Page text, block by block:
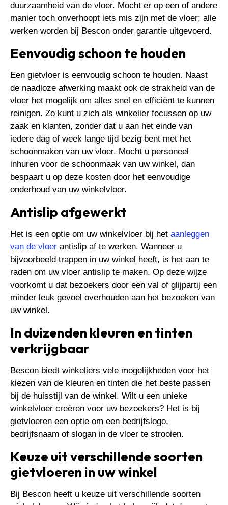
duurzaamheid van de vloer. Mocht er op een of andere
manier toch onverhoopt iets mis zijn met de vloer; alle
werken worden bij Bescon onder garantie uitgevoerd.
Eenvoudig schoon te houden
Een gietvloer is eenvoudig schoon te houden. Naast
de naadloze afwerking maakt ook de strakheid van de
vloer het mogelijk om alles snel en efficiënt te kunnen
reinigen. Zo kunt u zich als winkelier focussen op uw
zaak en klanten, zonder dat u aan het einde van
iedere dag of week lange tijd bezig bent met het
schoonmaken van uw vloer. Mocht u personeel
inhuren voor de schoonmaak van uw winkel, dan
bespaart u op deze kosten door het eenvoudige
onderhoud van uw winkelvloer.
Antislip afgewerkt
Het is een optie om uw winkelvloer bij het aanleggen
van de vloer antislip af te werken. Wanneer u
bijvoorbeeld trappen in uw winkel heeft, is het aan te
raden om uw vloer antislip te maken. Op deze wijze
voorkomt u dat bezoekers door een val of glijpartij een
minder leuk gevoel overhouden aan het bezoeken van
uw winkel.
In duizenden kleuren en tinten
verkrijgbaar
Bescon biedt winkeliers vele mogelijkheden voor het
kiezen van de kleuren en tinten die het beste passen
bij de huisstijl van de winkel. Wilt u een unieke
winkelvloer creëren voor uw bezoekers? Het is bij
gietvloeren een optie om een bedrijfslogo,
bedrijfsnaam of slogan in de vloer te strooien.
Keuze uit verschillende soorten
gietvloeren in uw winkel
Bij Bescon heeft u keuze uit verschillende soorten